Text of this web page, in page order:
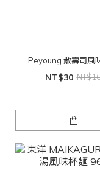
Peyoung 散壽司風
NT$30